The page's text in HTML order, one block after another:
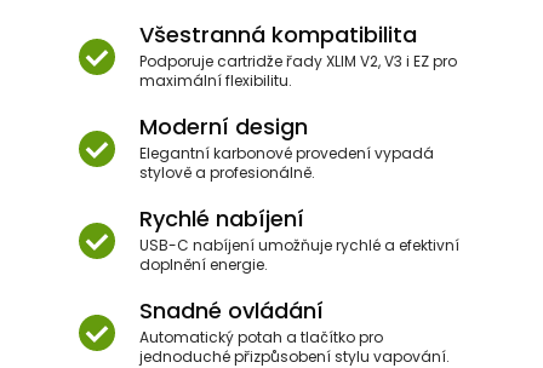
Všestranná kompatibilita
Podporuje cartridže řady XLIM V2, V3 i EZ pro
maximální flexibilitu.
Moderní design
Elegantní karbonové provedení vypadá
stylově a profesionálně.
Rychlé nabíjení
USB-C nabíjení umožňuje rychlé a efektivní
doplnění energie.
Snadné ovládání
Automatický potah a tlačítko pro
jednoduché přizpůsobení stylu vapování.